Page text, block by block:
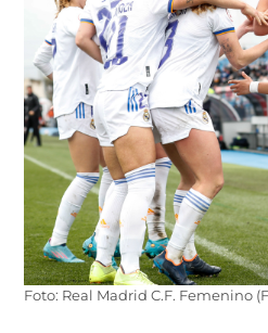
Foto: Real Madrid C.F. Femenino